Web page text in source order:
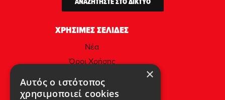
ΧΡΗΣΙΜΕΣ ΣΕΛΙΔΕΣ
Νέα
Όροι Χρήσης
Πολιτική Απορρήτου & Προστασίας
Προσωπικών Δεδομένων
×
Αυτός ο ιστότοπος
χρησιμοποιεί cookies